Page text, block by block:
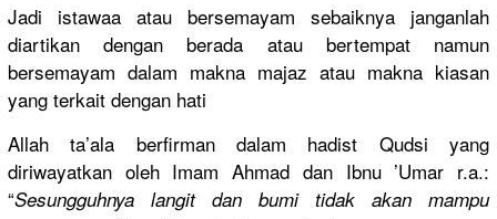
Jadi istawaa atau bersemayam sebaiknya janganlah
diartikan dengan berada atau bertempat namun
bersemayam dalam makna majaz atau makna kiasan
yang terkait dengan hati
Allah ta’ala berfirman dalam hadist Qudsi yang
diriwayatkan oleh Imam Ahmad dan Ibnu ’Umar r.a.:
“Sesungguhnya langit dan bumi tidak akan mampu